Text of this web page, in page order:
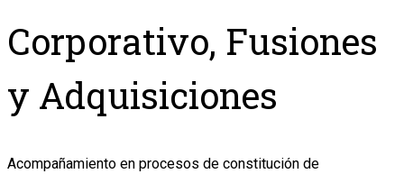
Corporativo, Fusiones
y Adquisiciones
Acompañamiento en procesos de constitución de